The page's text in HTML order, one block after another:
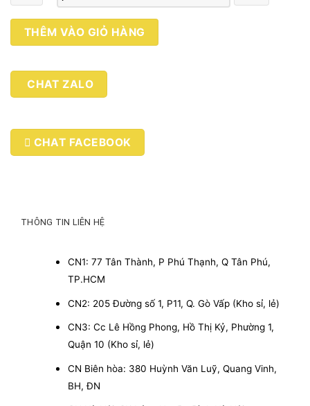
Chào
ngày
01
THÊM VÀO GIỎ HÀNG
CHAT ZALO
CHAT FACEBOOK
THÔNG TIN LIÊN HỆ
CN1: 77 Tân Thành, P Phú Thạnh, Q Tân Phú,
TP.HCM
CN2: 205 Đường số 1, P11, Q. Gò Vấp (Kho sỉ, lẻ)
CN3: Cc Lê Hồng Phong, Hồ Thị Kỷ, Phường 1,
Quận 10 (Kho sỉ, lẻ)
CN Biên hòa: 380 Huỳnh Văn Luỹ, Quang Vinh,
BH, ĐN